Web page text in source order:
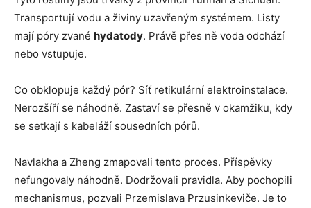
Transportují vodu a živiny uzavřeným systémem. Listy
mají póry zvané hydatody. Právě přes ně voda odchází
nebo vstupuje.
Co obklopuje každý pór? Síť retikulární elektroinstalace.
Nerozšíří se náhodně. Zastaví se přesně v okamžiku, kdy
se setkají s kabeláží sousedních pórů.
Navlakha a Zheng zmapovali tento proces. Příspěvky
nefungovaly náhodně. Dodržovali pravidla. Aby pochopili
mechanismus, pozvali Przemislava Przusinkeviče. Je to